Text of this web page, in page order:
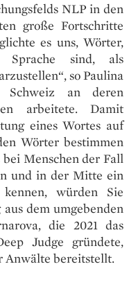
NLP in den
große Fortschritte
es uns, Wörter,
sind, als
so Paulina
Schweiz an deren
arbeitete. Damit
eines Wortes auf
Wörter bestimmen
bei Menschen der Fall
und in der Mitte ein
würden Sie
dem umgebenden
die 2021 das
Judge gründete,
Anwälte bereitstellt.